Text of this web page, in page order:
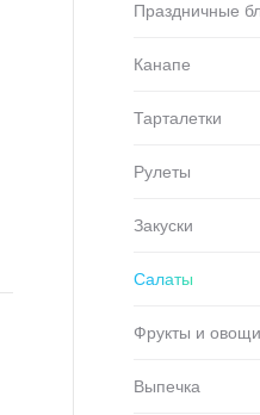
Праздничные
Канапе
Тарталетки
Рулеты
Закуски
Салаты
Фрукты и овощи
Выпечка